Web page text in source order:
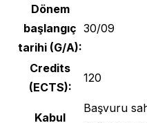
Dönem
başlangıç
tarihi (G/A):
30/09
Credits
(ECTS):
120
Kabul
Başvuru